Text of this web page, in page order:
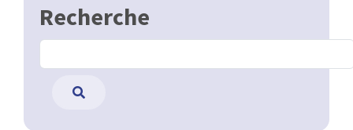
Recherche